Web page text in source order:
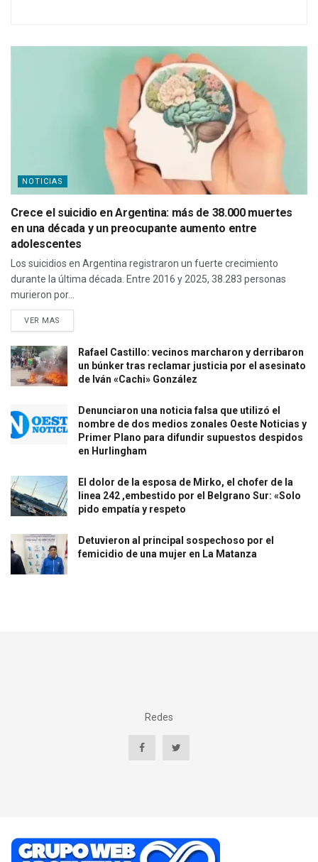
NOTICIAS
Crece el suicidio en Argentina: más de 38.000 muertes
en una década y un preocupante aumento entre
adolescentes
Los suicidios en Argentina registraron un fuerte crecimiento
durante la última década. Entre 2016 y 2025, 38.283 personas
murieron por...
VER MAS
Rafael Castillo: vecinos marcharon y derribaron
un búnker tras reclamar justicia por el asesinato
de Iván «Cachi» González
Denunciaron una noticia falsa que utilizó el
nombre de dos medios zonales Oeste Noticias y
Primer Plano para difundir supuestos despidos
en Hurlingham
El dolor de la esposa de Mirko, el chofer de la
linea 242 ,embestido por el Belgrano Sur: «Solo
pido empatía y respeto
Detuvieron al principal sospechoso por el
femicidio de una mujer en La Matanza
Redes